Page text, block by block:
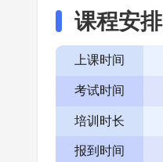
课程安排
上课时间
考试时间
培训时长
报到时间